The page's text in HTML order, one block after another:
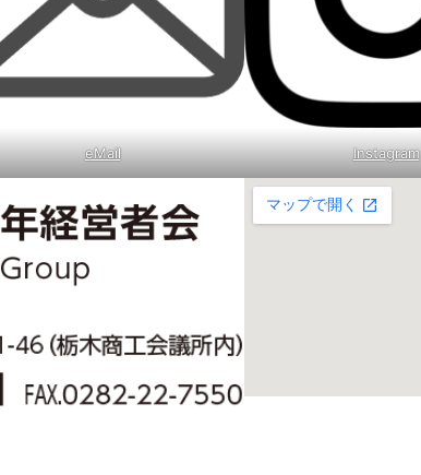
eMail Instagram